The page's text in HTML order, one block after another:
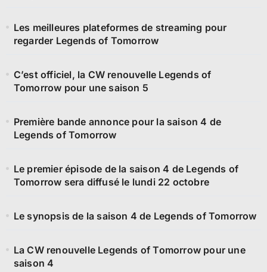
Les meilleures plateformes de streaming pour
regarder Legends of Tomorrow
C’est officiel, la CW renouvelle Legends of
Tomorrow pour une saison 5
Première bande annonce pour la saison 4 de
Legends of Tomorrow
Le premier épisode de la saison 4 de Legends of
Tomorrow sera diffusé le lundi 22 octobre
Le synopsis de la saison 4 de Legends of Tomorrow
La CW renouvelle Legends of Tomorrow pour une
saison 4